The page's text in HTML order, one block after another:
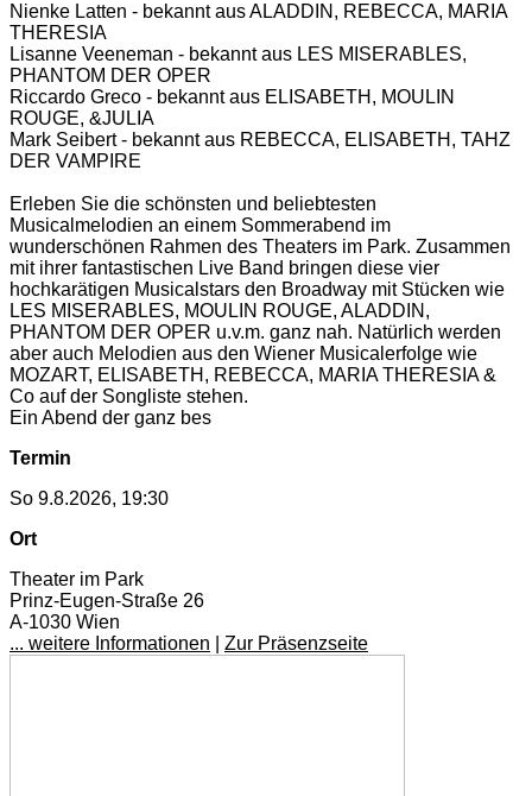
Nienke Latten - bekannt aus ALADDIN, REBECCA, MARIA
THERESIA
Lisanne Veeneman - bekannt aus LES MISERABLES,
PHANTOM DER OPER
Riccardo Greco - bekannt aus ELISABETH, MOULIN
ROUGE, &JULIA
Mark Seibert - bekannt aus REBECCA, ELISABETH, TAHZ
DER VAMPIRE
Erleben Sie die schönsten und beliebtesten
Musicalmelodien an einem Sommerabend im
wunderschönen Rahmen des Theaters im Park. Zusammen
mit ihrer fantastischen Live Band bringen diese vier
hochkarätigen Musicalstars den Broadway mit Stücken wie
LES MISERABLES, MOULIN ROUGE, ALADDIN,
PHANTOM DER OPER u.v.m. ganz nah. Natürlich werden
aber auch Melodien aus den Wiener Musicalerfolge wie
MOZART, ELISABETH, REBECCA, MARIA THERESIA &
Co auf der Songliste stehen.
Ein Abend der ganz bes
Termin
So 9.8.2026, 19:30
Ort
Theater im Park
Prinz-Eugen-Straße 26
A-1030 Wien
... weitere Informationen
Zur Präsenzseite